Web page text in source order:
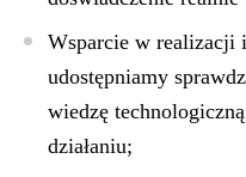
Wsparcie w realizacji
udostępniamy
wiedzę
działaniu;